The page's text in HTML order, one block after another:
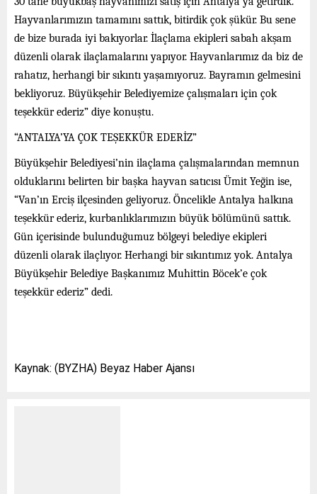
Hayvanlarımızın tamamını sattık, bitirdik çok şükür. Bu sene
de bize burada iyi bakıyorlar. İlaçlama ekipleri sabah akşam
düzenli olarak ilaçlamalarını yapıyor. Hayvanlarımız da biz de
rahatız, herhangi bir sıkıntı yaşamıyoruz. Bayramın gelmesini
bekliyoruz. Büyükşehir Belediyemize çalışmaları için çok
teşekkür ederiz” diye konuştu.
“ANTALYA’YA ÇOK TEŞEKKÜR EDERİZ”
Büyükşehir Belediyesi’nin ilaçlama çalışmalarından memnun
olduklarını belirten bir başka hayvan satıcısı Ümit Yeğin ise,
“Van’ın Erciş ilçesinden geliyoruz. Öncelikle Antalya halkına
teşekkür ederiz, kurbanlıklarımızın büyük bölümünü sattık.
Gün içerisinde bulunduğumuz bölgeyi belediye ekipleri
düzenli olarak ilaçlıyor. Herhangi bir sıkıntımız yok. Antalya
Büyükşehir Belediye Başkanımız Muhittin Böcek’e çok
teşekkür ederiz” dedi.
Kaynak: (BYZHA) Beyaz Haber Ajansı